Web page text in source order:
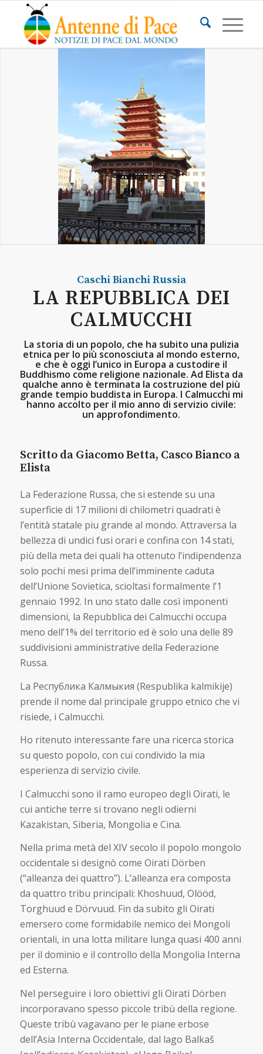
Caschi BianchiRussia
LA REPUBBLICA DEI
CALMUCCHI
La storia di un popolo, che ha subito una pulizia
etnica per lo più sconosciuta al mondo esterno,
e che è oggi l’unico in Europa a custodire il
Buddhismo come religione nazionale. Ad Elista da
qualche anno è terminata la costruzione del più
grande tempio buddista in Europa. I Calmucchi mi
hanno accolto per il mio anno di servizio civile:
un approfondimento.
Scritto da Giacomo Betta, Casco Bianco a
Elista
La Federazione Russa, che si estende su una
superficie di 17 milioni di chilometri quadrati è
l’entità statale pi‎u grande al mondo. Attraversa la
bellezza di undici fusi orari e confina con 14 stati,
più della meta dei quali ha ottenuto l’indipendenza
solo pochi mesi prima dell’imminente caduta
dell’Unione Sovietica, scioltasi formalmente l’1
gennaio 1992. In uno stato dalle così imponenti
dimensioni, la Repubblica dei Calmucchi occupa
meno dell’1% del territorio ed è solo una delle 89
suddivisioni amministrative della Federazione
Russa.
La Республика Калмыкия (Respublika kalmikije)
prende il nome dal principale gruppo etnico che vi
risiede, i Calmucchi.
Ho ritenuto interessante fare una ricerca storica
su questo popolo, con cui condivido la mia
esperienza di servizio civile.
I Calmucchi sono il ramo europeo degli Oirati, le
cui antiche terre si trovano negli odierni
Kazakistan, Siberia, Mongolia e Cina.
Nella prima metà del XIV secolo il popolo mongolo
occidentale si designò come Oirati Dörben
(“alleanza dei quattro”). L’alleanza era composta
da quattro tribu principali: Khoshuud, Olööd,
Torghuud e Dörvuud. Fin da subito gli Oirati
emersero come formidabile nemico dei Mongoli
orientali, in una lotta militare lunga quasi 400 anni
per il dominio e il controllo della Mongolia Interna
ed Esterna.
Nel perseguire i loro obiettivi gli Oirati Dörben
incorporavano spesso piccole tribù della regione.
Queste tribù vagavano per le piane erbose
dell’Asia Interna Occidentale, dal lago Balkaš